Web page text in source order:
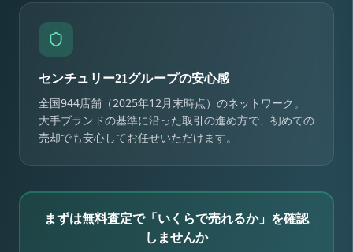
センチュリー21グループの安心感
全国944店舗（2025年12月末時点）のネットワーク。
大手ブランドの基準に沿った取引の進め方で、初めての
売却でも安心してお任せいただけます。
まずは無料査定で「いくらで売れるか」を確認
しませんか